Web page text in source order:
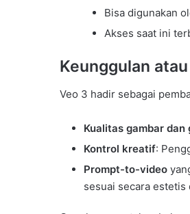
Bisa digunakan
Akses saat ini
Keunggulan
Veo 3 hadir sebagai
Kualitas gambar dan
Kontrol kreatif:
Prompt-to-video
sesuai secara estetis